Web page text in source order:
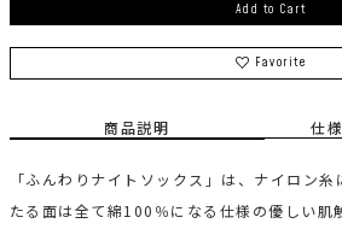
Add to Cart
Favorite
商品説明 仕
「ふんわりナイトソックス」は、ナイロン
たる面は全て綿100％になる仕様の優しい肌